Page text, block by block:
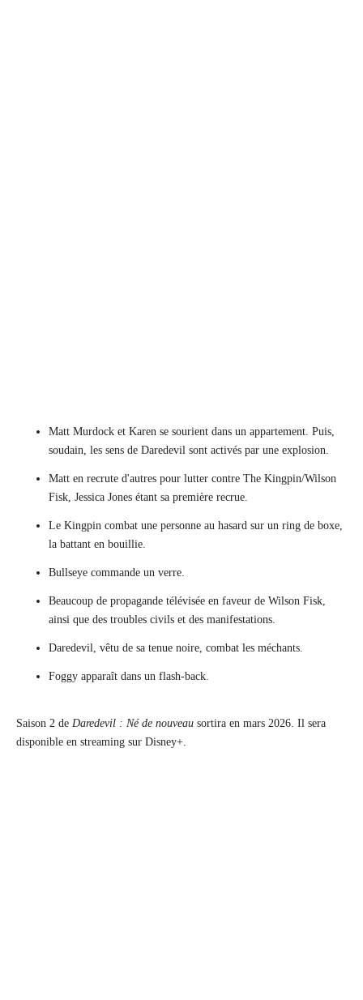
Matt Murdock et Karen se sourient dans un appartement. Puis,
soudain, les sens de Daredevil sont activés par une explosion.
Matt en recrute d'autres pour lutter contre The Kingpin/Wilson
Fisk, Jessica Jones étant sa première recrue.
Le Kingpin combat une personne au hasard sur un ring de boxe,
la battant en bouillie.
Bullseye commande un verre.
Beaucoup de propagande télévisée en faveur de Wilson Fisk,
ainsi que des troubles civils et des manifestations.
Daredevil, vêtu de sa tenue noire, combat les méchants.
Foggy apparaît dans un flash-back.
Saison 2 de Daredevil : Né de nouveau sortira en mars 2026. Il sera
disponible en streaming sur Disney+.